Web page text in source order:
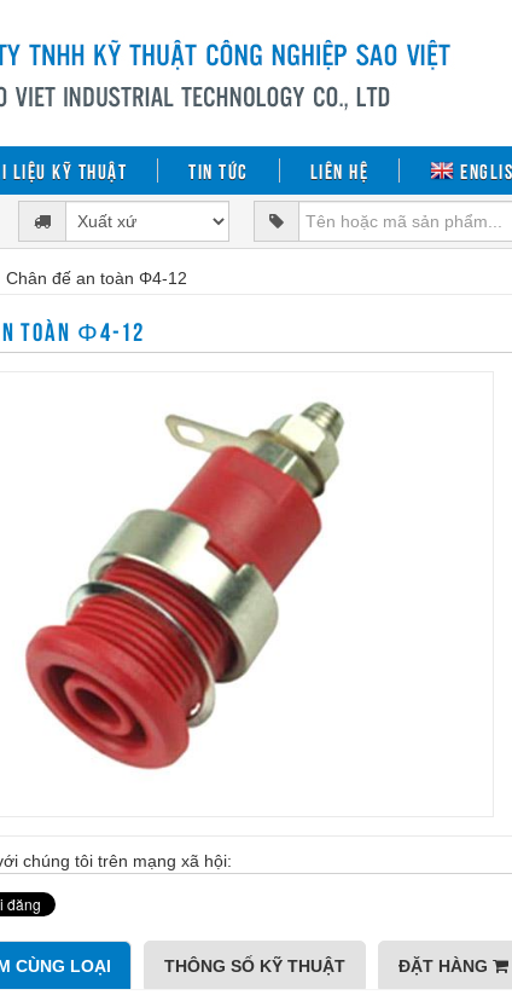
liệu kỹ thuật Tin tức Liên hệ
Chân đế an toàn Φ4-12
TOÀN Φ4-12
chúng tôi trên mạng xã hội:
CÙNG LOẠI THÔNG SỐ KỸ THUẬT ĐẶT HÀNG